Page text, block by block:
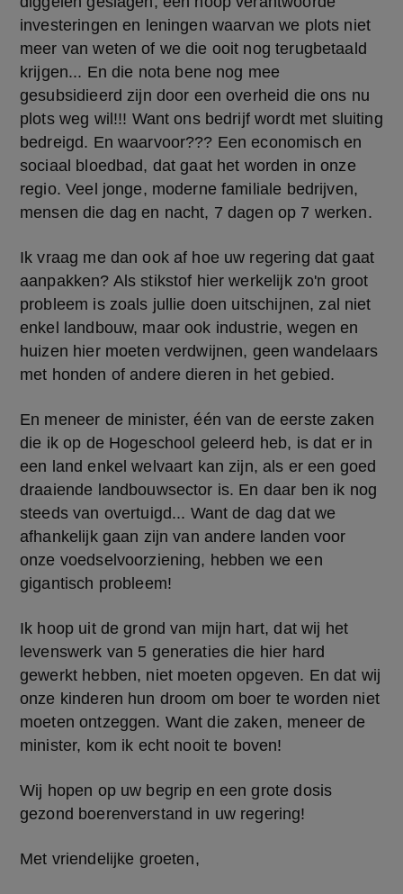
investeringen en leningen waarvan we plots niet
meer van weten of we die ooit nog terugbetaald
krijgen... En die nota bene nog mee
gesubsidieerd zijn door een overheid die ons nu
plots weg wil!!! Want ons bedrijf wordt met sluiting
bedreigd. En waarvoor??? Een economisch en
sociaal bloedbad, dat gaat het worden in onze
regio. Veel jonge, moderne familiale bedrijven,
mensen die dag en nacht, 7 dagen op 7 werken.
Ik vraag me dan ook af hoe uw regering dat gaat
aanpakken? Als stikstof hier werkelijk zo'n groot
probleem is zoals jullie doen uitschijnen, zal niet
enkel landbouw, maar ook industrie, wegen en
huizen hier moeten verdwijnen, geen wandelaars
met honden of andere dieren in het gebied.
En meneer de minister, één van de eerste zaken
die ik op de Hogeschool geleerd heb, is dat er in
een land enkel welvaart kan zijn, als er een goed
draaiende landbouwsector is. En daar ben ik nog
steeds van overtuigd... Want de dag dat we
afhankelijk gaan zijn van andere landen voor
onze voedselvoorziening, hebben we een
gigantisch probleem!
Ik hoop uit de grond van mijn hart, dat wij het
levenswerk van 5 generaties die hier hard
gewerkt hebben, niet moeten opgeven. En dat wij
onze kinderen hun droom om boer te worden niet
moeten ontzeggen. Want die zaken, meneer de
minister, kom ik echt nooit te boven!
Wij hopen op uw begrip en een grote dosis
gezond boerenverstand in uw regering!
Met vriendelijke groeten,